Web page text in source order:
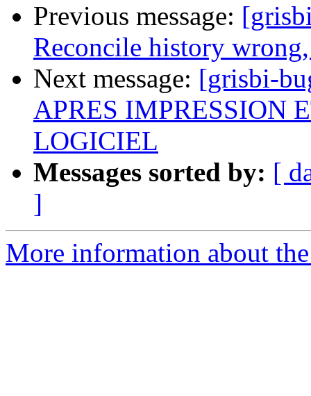
Previous message:
Reconcile history
Next message: [grisbi-
APRES IMPRESSION
LOGICIEL
Messages sorted by: [
]
More information about